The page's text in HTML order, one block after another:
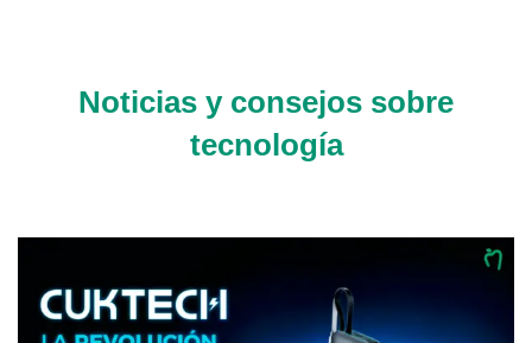
Noticias y consejos sobre
tecnología